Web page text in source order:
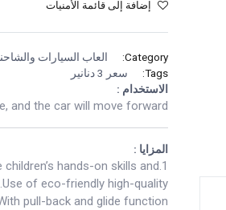
إضافة إلى قائمة الأمنيات
Category:
العاب السيارات
Tags:
سعر 3 دنانير
الاستخدام :
and the car will move forward.
المزايا :
hands-on skills and
of eco-friendly high-quality
pull-back and glide function.